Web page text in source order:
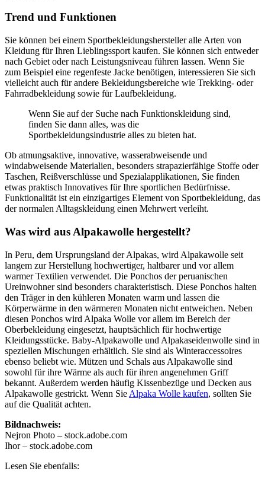
Trend und Funktionen
Sie können bei einem Sportbekleidungshersteller alle Arten von
Kleidung für Ihren Lieblingssport kaufen. Sie können sich entweder
nach Gebiet oder nach Leistungsniveau führen lassen. Wenn Sie
zum Beispiel eine regenfeste Jacke benötigen, interessieren Sie sich
vielleicht auch für andere Bekleidungsbereiche wie Trekking- oder
Fahrradbekleidung sowie für Laufbekleidung.
Wenn Sie auf der Suche nach Funktionskleidung sind,
finden Sie dann alles, was die
Sportbekleidungsindustrie alles zu bieten hat.
Ob atmungsaktive, innovative, wasserabweisende und
windabweisende Materialien, besonders strapazierfähige Stoffe oder
Taschen, Reißverschlüsse und Spezialapplikationen, Sie finden
etwas praktisch Innovatives für Ihre sportlichen Bedürfnisse.
Funktionalität ist ein einzigartiges Element von Sportbekleidung, das
der normalen Alltagskleidung einen Mehrwert verleiht.
Was wird aus Alpakawolle hergestellt?
In Peru, dem Ursprungsland der Alpakas, wird Alpakawolle seit
langem zur Herstellung hochwertiger, haltbarer und vor allem
warmer Textilien verwendet. Die Ponchos der peruanischen
Ureinwohner sind besonders charakteristisch. Diese Ponchos halten
den Träger in den kühleren Monaten warm und lassen die
Körperwärme in den wärmeren Monaten nicht entweichen. Neben
diesen Ponchos wird Alpaka Wolle vor allem im Bereich der
Oberbekleidung eingesetzt, hauptsächlich für hochwertige
Kleidungsstücke. Baby-Alpakawolle und Alpakaseidenwolle sind in
speziellen Mischungen erhältlich. Sie sind als Winteraccessoires
ebenso beliebt wie. Mützen und Schals aus Alpakawolle sind
sowohl für ihre Wärme als auch für ihren angenehmen Griff
bekannt. Außerdem werden häufig Kissenbezüge und Decken aus
Alpakawolle gestrickt. Wenn Sie Alpaka Wolle kaufen, sollten Sie
auf die Qualität achten.
Bildnachweis:
Nejron Photo – stock.adobe.com
Ihor – stock.adobe.com
Lesen Sie ebenfalls: